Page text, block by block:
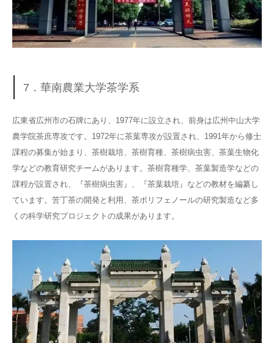
7．華南農業大学茶学系
広東省広州市の石牌にあり、1977年に設立され、前身は広州中山大学
農学院茶庶専攻です。1972年に茶葉専攻が設置され、1991年から修士
課程の募集が始まり、茶樹栽培、茶樹育種、茶樹病虫害、茶葉生物化
学などの教育研究チームがあります。茶樹育種学、茶葉製造学などの
課程が設置され、『茶樹病虫害』、『茶葉栽培』などの教材を編纂し
ています。苦丁茶の開発と利用、茶ポリフェノールの研究製造など多
くの科学研究プロジェクトの成果があります。